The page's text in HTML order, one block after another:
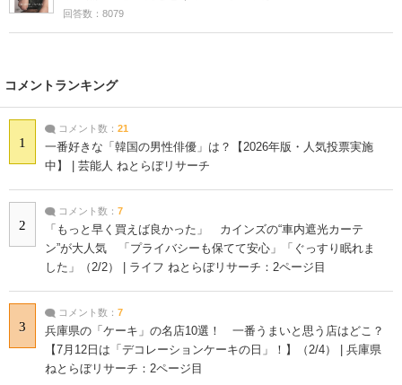
回答数：8079
コメントランキング
1
コメント数： 21
一番好きな「韓国の男性俳優」は？【2026年版・人気投票実施
中】 | 芸能人 ねとらぼリサーチ
2
コメント数： 7
「もっと早く買えば良かった」 カインズの“車内遮光カーテ
ン”が大人気 「プライバシーも保てて安心」「ぐっすり眠れま
した」（2/2） | ライフ ねとらぼリサーチ：2ページ目
3
コメント数： 7
兵庫県の「ケーキ」の名店10選！ 一番うまいと思う店はどこ？
【7月12日は「デコレーションケーキの日」！】（2/4） | 兵庫県
ねとらぼリサーチ：2ページ目